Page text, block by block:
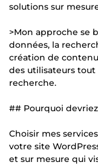
solutions sur
>Mon approche se
données, la
création de
des utilisateurs
recherche.
## Pourquoi
Choisir mes
votre site
et sur mesure qui